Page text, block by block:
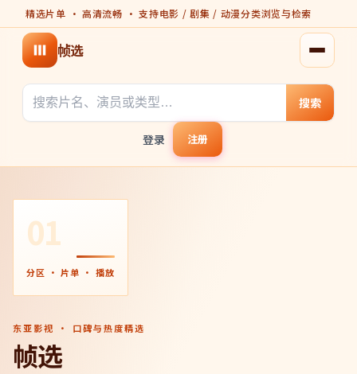
精选片单 · 高清流畅 · 支持电影 / 剧集 / 动漫分类浏览与检索
帧选 打开
搜索
登录 注册
01
分区 · 片单 · 播放
东亚影视 · 口碑与热度精选
帧选